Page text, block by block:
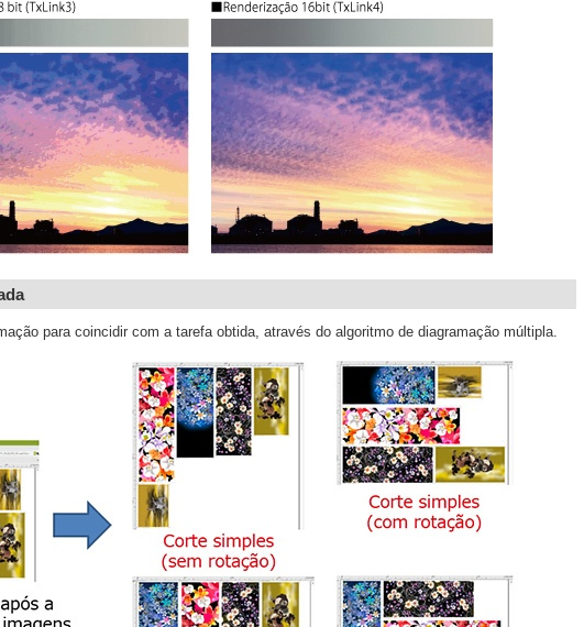
para coincidir com a tarefa obtida, através do algoritmo de diagramação múltipla.